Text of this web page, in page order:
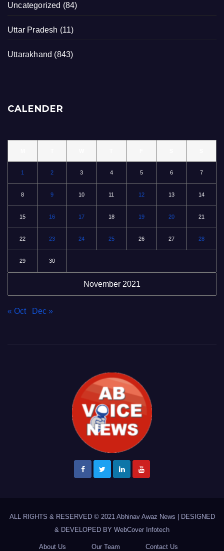
Uncategorized (84)
Uttar Pradesh (11)
Uttarakhand (843)
CALENDER
November 2021
1 2 3 4 5 6 7
8 9 10 11 12 13 14
15 16 17 18 19 20 21
22 23 24 25 26 27 28
29 30
« Oct Dec »
ALL RIGHTS & RESERVED © 2021 Abhinav Awaz News
DESIGNED
& DEVELOPED BY WebCover Infotech
About Us Our Team Contact Us